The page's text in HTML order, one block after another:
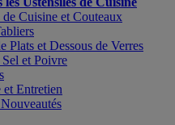
de Cuisine et Couteaux
Plats et Dessous de Verres
et Poivre
Entretien